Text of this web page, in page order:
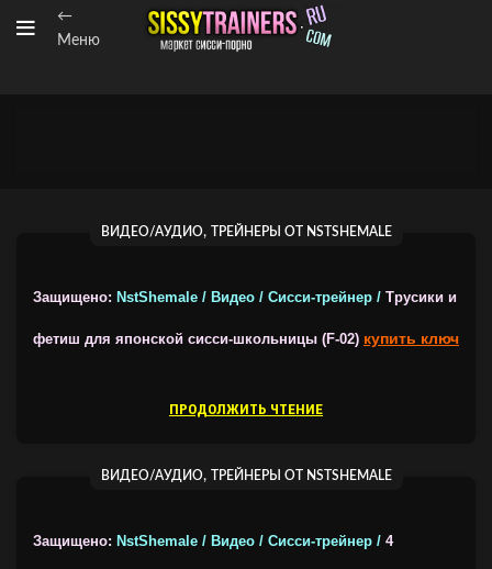
←
Меню
ВИДЕО/АУДИО, ТРЕЙНЕРЫ ОТ NSTSHEMALE
Защищено: NstShemale / Видео / Сисси-трейнер / Трусики и
фетиш для японской сисси-школьницы (F-02) купить ключ
ПРОДОЛЖИТЬ ЧТЕНИЕ
ВИДЕО/АУДИО, ТРЕЙНЕРЫ ОТ NSTSHEMALE
Защищено: NstShemale / Видео / Сисси-трейнер / 4